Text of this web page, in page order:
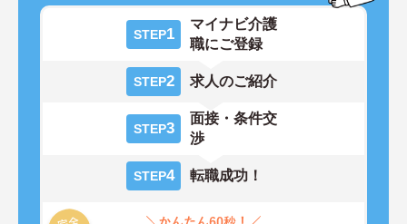
STEP1
マイナビ介護
職にご登録
STEP2 求人のご紹介
STEP3
面接・条件交
渉
STEP4 転職成功！